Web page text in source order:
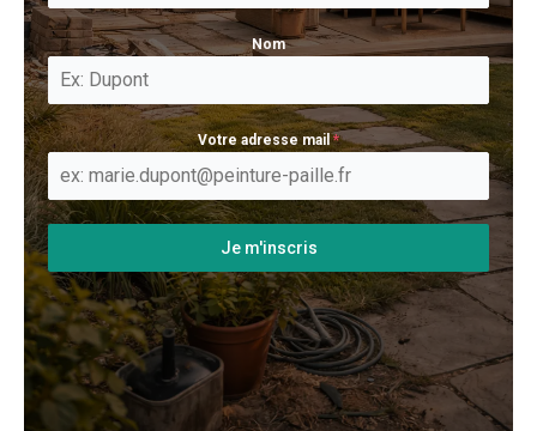
Nom
Votre adresse mail*
Je m'inscris